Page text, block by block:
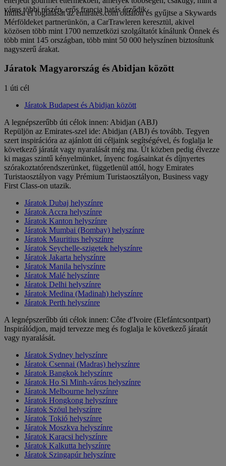
város többi részén, erős francia hatás érződik.
Indítsa el foglalását az emirates.com oldalon és gyűjtse a Skywards
Mérföldeket partnerünkön, a CarTrawleren keresztül, akivel
közösen több mint 1700 nemzetközi szolgáltatót kínálunk Önnek és
több mint 145 országban, több mint 50 000 helyszínen biztosítunk
nagyszerű árakat.
Járatok Magyarország és Abidjan között
1 úti cél
Járatok Budapest és Abidjan között
A legnépszerűbb úti célok innen: Abidjan (ABJ)
Repüljön az Emirates-szel ide: Abidjan (ABJ) és tovább. Tegyen
szert inspirációra az ajánlott úti céljaink segítségével, és foglalja le
következő járatát vagy nyaralását még ma. Út közben pedig élvezze
ki magas szintű kényelmünket, ínyenc fogásainkat és díjnyertes
szórakoztatórendszerünket, függetlenül attól, hogy Emirates
Turistaosztályon vagy Prémium Turistaosztályon, Business vagy
First Class-on utazik.
Járatok Dubaj helyszínre
Járatok Accra helyszínre
Járatok Kanton helyszínre
Járatok Mumbai (Bombay) helyszínre
Járatok Mauritius helyszínre
Járatok Seychelle-szigetek helyszínre
Járatok Jakarta helyszínre
Járatok Manila helyszínre
Járatok Malé helyszínre
Járatok Delhi helyszínre
Járatok Medina (Madinah) helyszínre
Járatok Perth helyszínre
A legnépszerűbb úti célok innen: Côte d'Ivoire (Elefántcsontpart)
Inspirálódjon, majd tervezze meg és foglalja le következő járatát
vagy nyaralását.
Járatok Sydney helyszínre
Járatok Csennai (Madras) helyszínre
Járatok Bangkok helyszínre
Járatok Ho Si Minh-város helyszínre
Járatok Melbourne helyszínre
Járatok Hongkong helyszínre
Járatok Szöul helyszínre
Járatok Tokió helyszínre
Járatok Moszkva helyszínre
Járatok Karacsi helyszínre
Járatok Kalkutta helyszínre
Járatok Szingapúr helyszínre